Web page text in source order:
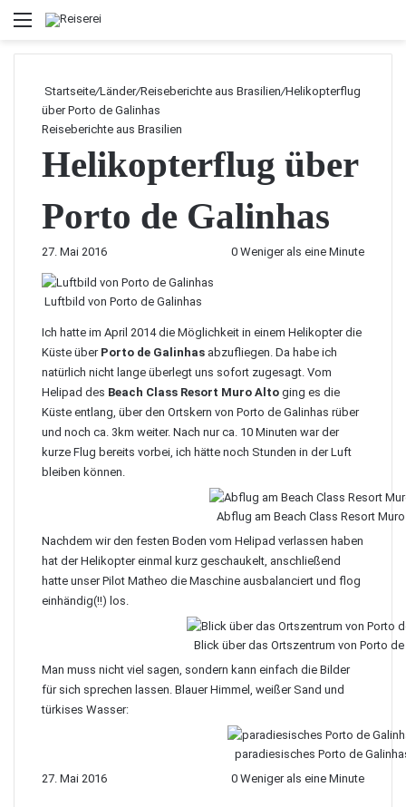
Menü
Startseite/Länder/Reiseberichte aus Brasilien/Helikopterflug
über Porto de Galinhas
Reiseberichte aus Brasilien
Helikopterflug über
Porto de Galinhas
27. Mai 2016 0 Weniger als eine Minute
Luftbild von Porto de Galinhas
Ich hatte im April 2014 die Möglichkeit in einem Helikopter die
Küste über Porto de Galinhas abzufliegen. Da habe ich
natürlich nicht lange überlegt uns sofort zugesagt. Vom
Helipad des Beach Class Resort Muro Alto ging es die
Küste entlang, über den Ortskern von Porto de Galinhas rüber
und noch ca. 3km weiter. Nach nur ca. 10 Minuten war der
kurze Flug bereits vorbei, ich hätte noch Stunden in der Luft
bleiben können.
Abflug am Beach Class Resort
Nachdem wir den festen Boden vom Helipad verlassen haben
hat der Helikopter einmal kurz geschaukelt, anschließend
hatte unser Pilot Matheo die Maschine ausbalanciert und flog
einhändig(!!) los.
Blick über das Ortszentrum von Porto de
Man muss nicht viel sagen, sondern kann einfach die Bilder
für sich sprechen lassen. Blauer Himmel, weißer Sand und
türkises Wasser:
paradiesisches Porto de
27. Mai 2016
0 Weniger als eine Minute